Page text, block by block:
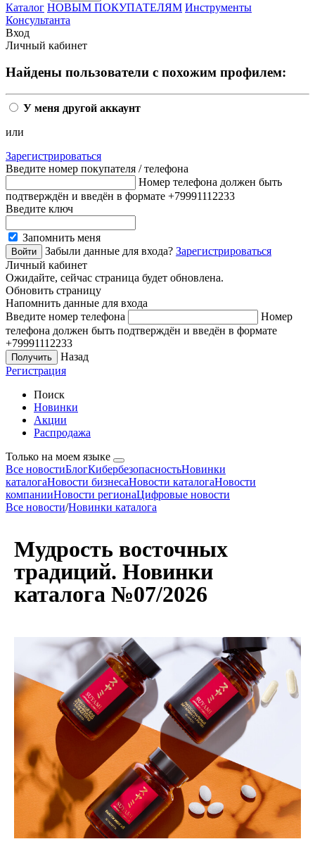
Каталог НОВЫМ ПОКУПАТЕЛЯМ Инструменты
Консультанта
Вход
Личный кабинет
Найдены пользователи с похожим профилем:
У меня другой аккаунт
или
Зарегистрироваться
Введите номер покупателя / телефона
Номер телефона должен быть
подтверждён и введён в формате +79991112233
Введите ключ
Запомнить меня
Забыли данные для входа? Зарегистрироваться
Личный кабинет
Ожидайте, сейчас страница будет обновлена.
Обновить страницу
Напомнить данные для входа
Введите номер телефона
Номер
телефона должен быть подтверждён и введён в формате
+79991112233
Назад
Регистрация
Поиск
Новинки
Акции
Распродажа
Только на моем языке
Все новостиБлогКибербезопасностьНовинки
каталогаНовости бизнесаНовости каталогаНовости
компанииНовости регионаЦифровые новости
Все новости/Новинки каталога
Мудрость восточных
традиций. Новинки
каталога №07/2026